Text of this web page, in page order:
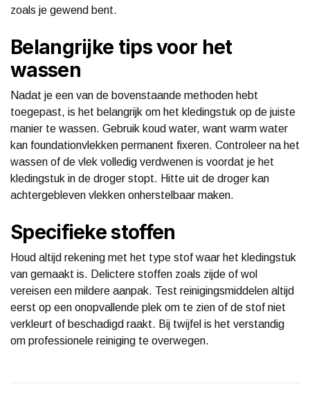
zoals je gewend bent.
Belangrijke tips voor het
wassen
Nadat je een van de bovenstaande methoden hebt
toegepast, is het belangrijk om het kledingstuk op de juiste
manier te wassen. Gebruik koud water, want warm water
kan foundationvlekken permanent fixeren. Controleer na het
wassen of de vlek volledig verdwenen is voordat je het
kledingstuk in de droger stopt. Hitte uit de droger kan
achtergebleven vlekken onherstelbaar maken.
Specifieke stoffen
Houd altijd rekening met het type stof waar het kledingstuk
van gemaakt is. Delictere stoffen zoals zijde of wol
vereisen een mildere aanpak. Test reinigingsmiddelen altijd
eerst op een onopvallende plek om te zien of de stof niet
verkleurt of beschadigd raakt. Bij twijfel is het verstandig
om professionele reiniging te overwegen.